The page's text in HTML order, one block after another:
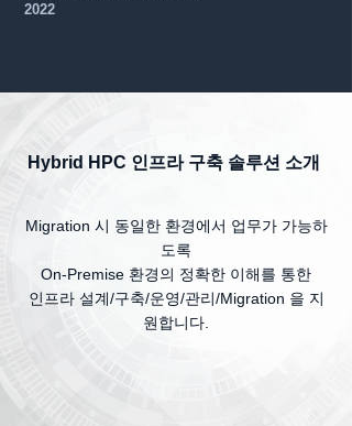
2022
Hybrid HPC 인프라 구축 솔루션 소개
Migration 시 동일한 환경에서 업무가 가능하
도록
On-Premise 환경의 정확한 이해를 통한
인프라 설계/구축/운영/관리/Migration 을 지
원합니다.